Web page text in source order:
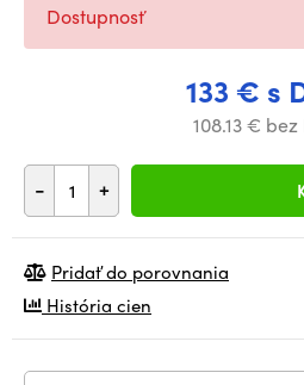
133 € s
108.13 € bez
- +
Dostupnosť
Pridať do porovnania
História cien